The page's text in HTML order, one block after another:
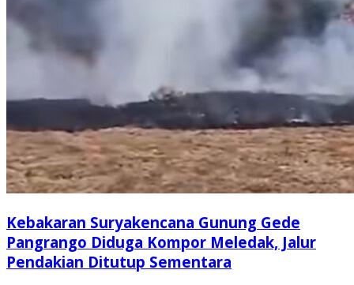
Kebakaran Suryakencana Gunung Gede
Pangrango Diduga Kompor Meledak, Jalur
Pendakian Ditutup Sementara